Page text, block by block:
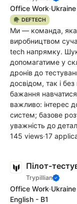
Office Work·Ukraine
🪖 DEFTECH
Ми — команда, яка
виробництвом
tech напрямку.
допомагатиме у
дронів до
досвідом, так і
бажання
важливо: інтерес
систем; базове
уважність до
145 views·17
Пілот-
Trypillian
Office Work·Ukraine
English - B1